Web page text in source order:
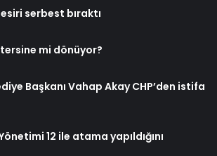
serbest bıraktı
mi dönüyor?
Başkanı Vahap Akay CHP’den istifa
12 ile atama yapıldığını